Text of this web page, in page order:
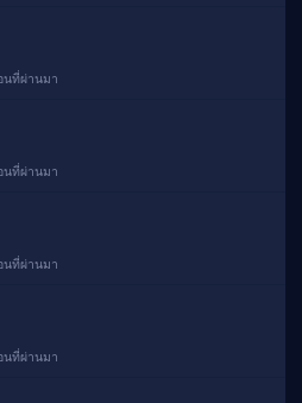
นที่ผ่านมา
นที่ผ่านมา
นที่ผ่านมา
นที่ผ่านมา